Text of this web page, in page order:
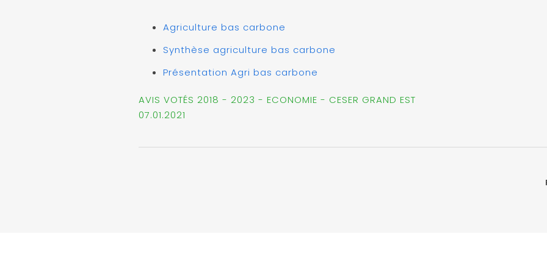
Agriculture bas carbone
Synthèse agriculture bas carbone
Présentation Agri bas carbone
AVIS VOTÉS 2018 - 2023 - ECONOMIE - CESER GRAND EST
07.01.2021